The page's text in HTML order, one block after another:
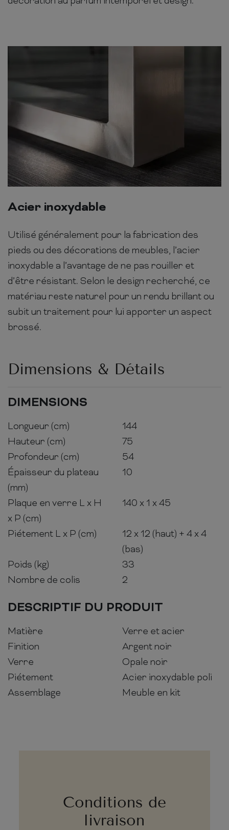
Acier inoxydable
Utilisé généralement pour la fabrication des
pieds ou des décorations de meubles, l’acier
inoxydable a l’avantage de ne pas rouiller et
d’être résistant. Selon le design recherché, ce
matériau reste naturel pour un rendu brillant ou
subit un traitement pour lui apporter un aspect
brossé.
Dimensions & Détails
DIMENSIONS
Longueur (cm)
144
Hauteur (cm)
75
Profondeur (cm)
54
Épaisseur du plateau
(mm)
10
Plaque en verre L x H
x P (cm)
140 x 1 x 45
Piétement L x P (cm)
12 x 12 (haut) + 4 x 4
(bas)
Poids (kg)
33
Nombre de colis
2
DESCRIPTIF DU PRODUIT
Matière
Verre et acier
Finition
Argent noir
Verre
Opale noir
Piétement
Acier inoxydable poli
Assemblage
Meuble en kit
Conditions de
livraison